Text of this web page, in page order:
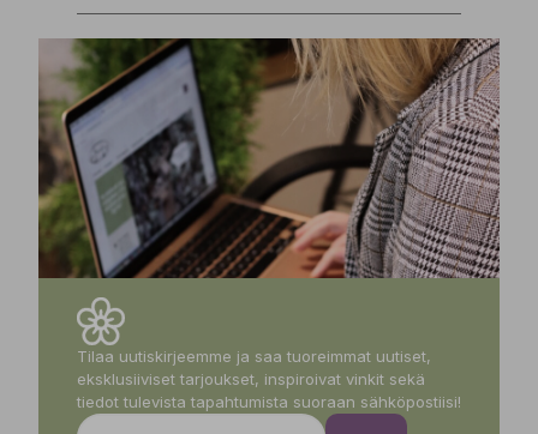
Tilaa uutiskirjeemme ja saa tuoreimmat uutiset,
eksklusiiviset tarjoukset, inspiroivat vinkit sekä
tiedot tulevista tapahtumista suoraan sähköpostiisi!